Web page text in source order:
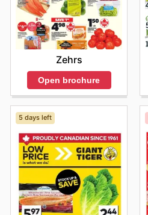
Zehrs
Open brochure
5 days left